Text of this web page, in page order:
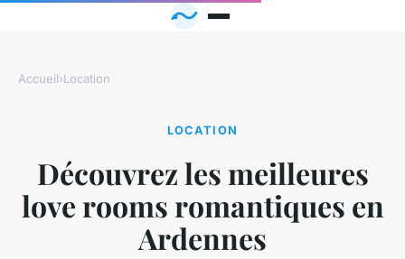
Accueil›Location
LOCATION
Découvrez les meilleures
love rooms romantiques en
Ardennes